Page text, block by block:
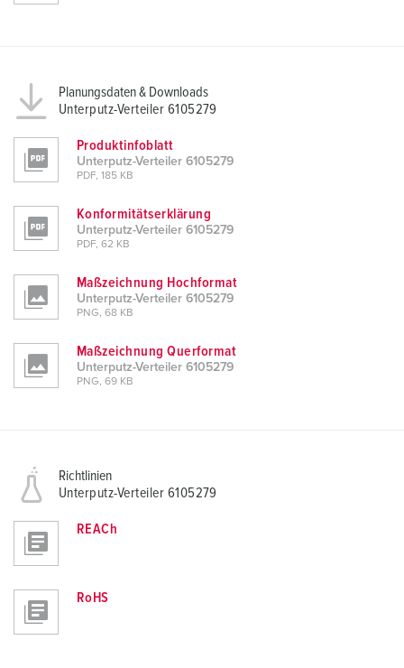
Planungsdaten & Downloads
Unterputz-Verteiler 6105279
Produktinfoblatt
Unterputz-Verteiler 6105279
PDF, 185 KB
Konformitätserklärung
Unterputz-Verteiler 6105279
PDF, 62 KB
Maßzeichnung Hochformat
Unterputz-Verteiler 6105279
PNG, 68 KB
Maßzeichnung Querformat
Unterputz-Verteiler 6105279
PNG, 69 KB
Richtlinien
Unterputz-Verteiler 6105279
REACh
RoHS